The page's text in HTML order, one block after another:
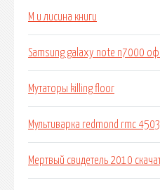
М и лисина книги
Samsung galaxy note n7000
Мутаторы killing floor
Мультиварка redmond rmc
Мертвый свидетель 2010